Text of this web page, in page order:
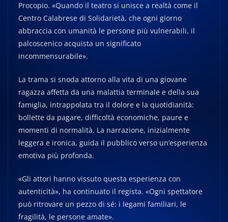
Procopio. «Quando il teatro si unisce a realtà come il
Centro Calabrese di Solidarietà, che ogni giorno
abbraccia con umanità le persone più vulnerabili, il
palcoscenico acquista un significato
incommensurabile».
La trama si snoda attorno alla vita di una giovane
ragazza affetta da una malattia terminale e della sua
famiglia, intrappolata tra il dolore e la quotidianità:
bollette da pagare, difficoltà economiche, paure e
momenti di normalità. La narrazione, inizialmente
leggera e ironica, guida il pubblico verso un’esperienza
emotiva più profonda.
«Gli attori hanno vissuto questa esperienza con
autenticità», ha continuato il regista. «Ogni spettatore
può ritrovare un pezzo di sé: i legami familiari, le
fragilità, le persone amate».